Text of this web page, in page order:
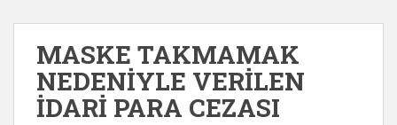
MASKE TAKMAMAK
NEDENİYLE VERİLEN
İDARİ PARA CEZASI